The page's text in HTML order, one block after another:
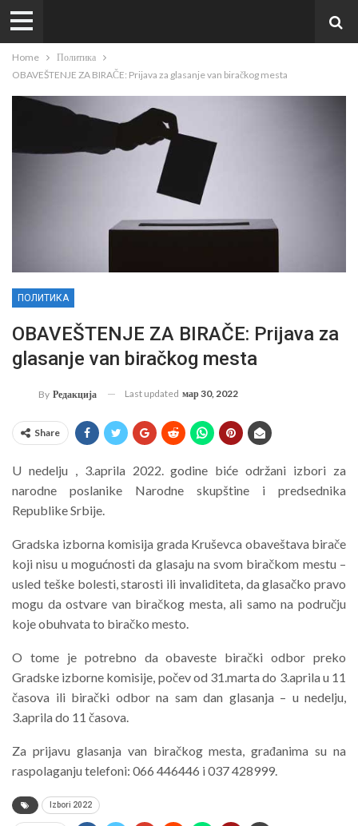
Home
Политика
OBAVEŠTENJE ZA BIRAČE: Prijava za glasanje van biračkog mesta
ПОЛИТИКА
OBAVEŠTENJE ZA BIRAČE: Prijava za
glasanje van biračkog mesta
By Редакција Last updated мар 30, 2022
Share
U nedelju , 3.aprila 2022. godine biće održani izbori za
narodne poslanike Narodne skupštine i predsednika
Republike Srbije.
Gradska izborna komisija grada Kruševca obaveštava birače
koji nisu u mogućnosti da glasaju na svom biračkom mestu –
usled teške bolesti, starosti ili invaliditeta, da glasačko pravo
mogu da ostvare van biračkog mesta, ali samo na području
koje obuhvata to biračko mesto.
O tome je potrebno da obaveste birački odbor preko
Gradske izborne komisije, počev od 31.marta do 3.aprila u 11
časova ili birački odbor na sam dan glasanja – u nedelju,
3.aprila do 11 časova.
Za prijavu glasanja van biračkog mesta, građanima su na
raspolaganju telefoni: 066 446446 i 037 428999.
Izbori 2022